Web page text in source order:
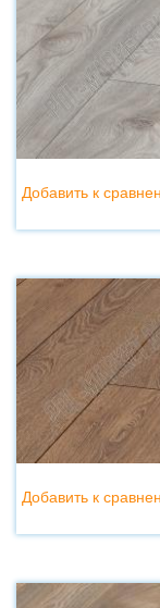
Добавить к
Добавить к